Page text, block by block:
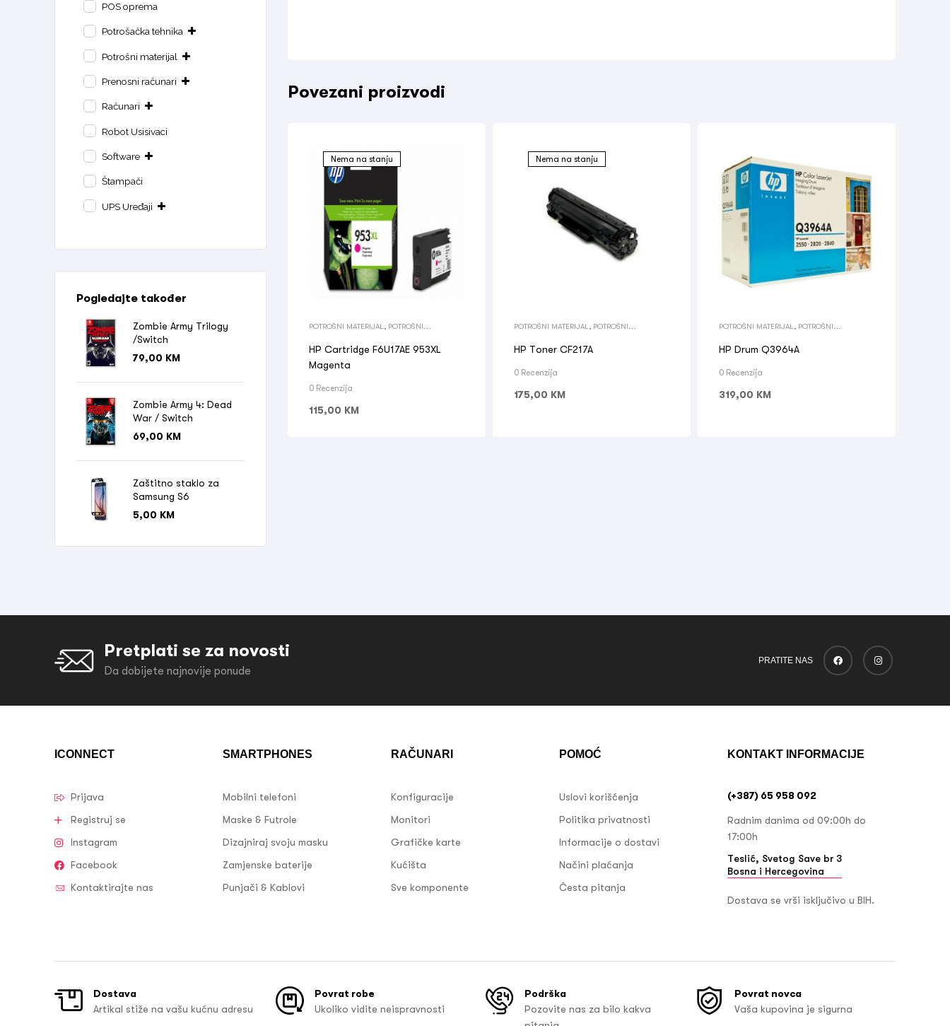
Povezani proizvodi
Nema na stanju
POTROŠNI MATERIJAL
POTROŠNI
HP Cartridge F6U17AE 953XL
Magenta
0 Recenzija
115,00 KM
Nema na stanju
POTROŠNI MATERIJAL
POTROŠNI
HP Toner CF217A
0 Recenzija
175,00 KM
POTROŠNI MATERIJAL
POTROŠNI
HP Drum Q3964A
0 Recenzija
319,00 KM
POS oprema
Potrošačka tehnika
Potrošni materijal
Prenosni računari
Računari
Robot Usisivaci
Software
Štampači
UPS Uređaji
Pogledajte također
Zombie Army Trilogy
/Switch
79,00 KM
Zombie Army 4: Dead
War / Switch
69,00 KM
Zaštitno staklo za
Samsung S6
5,00 KM
Pretplati se za novosti
Da dobijete najnovije ponude
PRATITE NAS
ICONNECT
Prijava
Registruj se
Instagram
Facebook
Kontaktirajte nas
SMARTPHONES
Mobilni telefoni
Maske & Futrole
Dizajniraj svoju masku
Zamjenske baterije
Punjači & Kablovi
RAČUNARI
Konfiguracije
Monitori
Grafičke karte
Kućišta
Sve komponente
POMOĆ
Uslovi korišćenja
Politika privatnosti
Informacije o dostavi
Načini plaćanja
Česta pitanja
KONTAKT INFORMACIJE
(+387) 65 958 092
Radnim danima od 09:00h do
17:00h
Teslić, Svetog Save br 3
Bosna i Hercegovina
Dostava se vrši isključivo u BIH.
Dostava
Artikal stiže na vašu kućnu adresu
Povrat robe
Ukoliko vidite neispravnosti
Podrška
Pozovite nas za bilo kakva
Povrat novca
Vaša kupovina je sigurna